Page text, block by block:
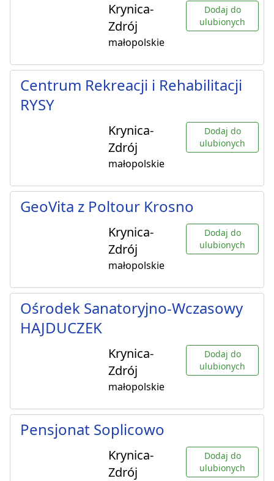
Krynica-
Zdrój
małopolskie
Dodaj do
ulubionych
Centrum Rekreacji i Rehabilitacji
RYSY
Krynica-
Zdrój
małopolskie
Dodaj do
ulubionych
GeoVita z Poltour Krosno
Krynica-
Zdrój
małopolskie
Dodaj do
ulubionych
Ośrodek Sanatoryjno-Wczasowy
HAJDUCZEK
Krynica-
Zdrój
małopolskie
Dodaj do
ulubionych
Pensjonat Soplicowo
Krynica-
Zdrój
Dodaj do
ulubionych